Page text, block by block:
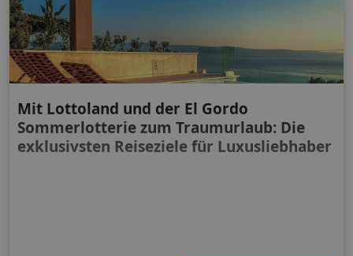
Mit Lottoland und der El Gordo
Sommerlotterie zum Traumurlaub: Die
exklusivsten Reiseziele für Luxusliebhaber